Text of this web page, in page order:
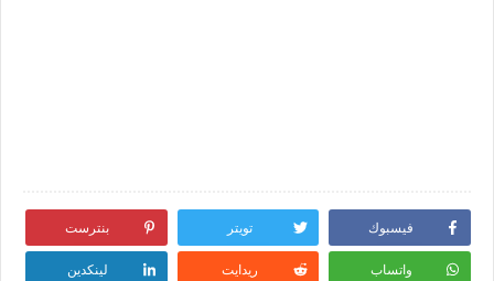
فيسبوك تويتر بنترست
واتساب ريدايت لينكدين